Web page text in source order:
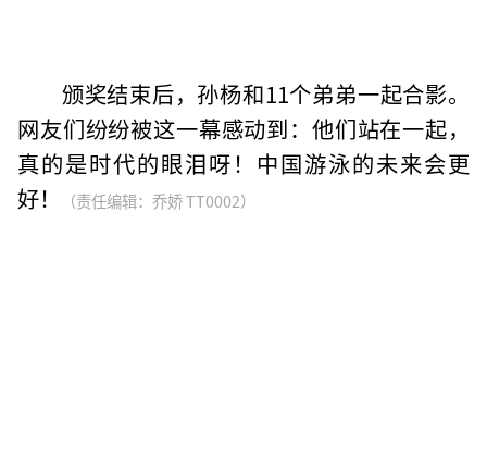
颁奖结束后，孙杨和11个弟弟一起合影。
网友们纷纷被这一幕感动到：他们站在一起，
真的是时代的眼泪呀！中国游泳的未来会更
好！
（责任编辑：乔娇 TT0002）